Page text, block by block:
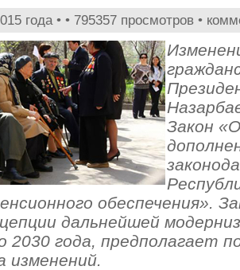
года • • 795357 просмотров •
Закон
обеспечения».
дальнейшей
2030 года, предполагает
изменений.